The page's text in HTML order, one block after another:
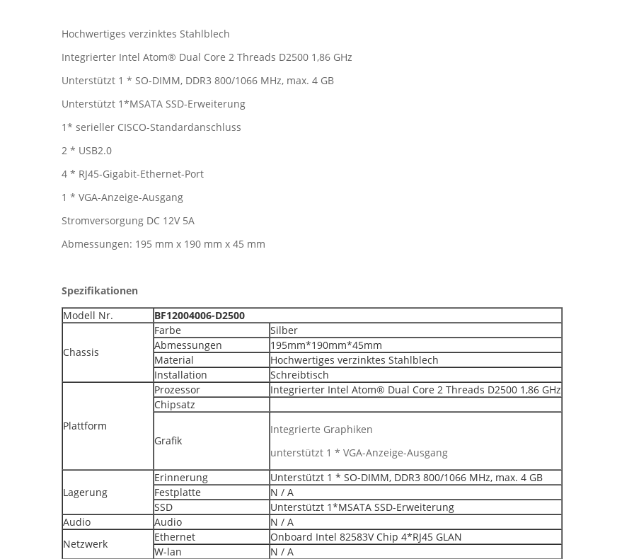
Hochwertiges verzinktes Stahlblech
Integrierter Intel Atom® Dual Core 2 Threads D2500 1,86 GHz
Unterstützt 1 * SO-DIMM, DDR3 800/1066 MHz, max. 4 GB
Unterstützt 1*MSATA SSD-Erweiterung
1* serieller CISCO-Standardanschluss
2 * USB2.0
4 * RJ45-Gigabit-Ethernet-Port
1 * VGA-Anzeige-Ausgang
Stromversorgung DC 12V 5A
Abmessungen: 195 mm x 190 mm x 45 mm
Spezifikationen
Modell Nr.
BF12004006-D2500
Chassis
Farbe
Silber
Abmessungen
195mm*190mm*45mm
Material
Hochwertiges verzinktes Stahlblech
Installation
Schreibtisch
Plattform
Prozessor
Integrierter Intel Atom® Dual Core 2 Threads D2500 1,86 GHz
Chipsatz
Grafik
Integrierte Graphiken
unterstützt 1 * VGA-Anzeige-Ausgang
Lagerung
Erinnerung
Unterstützt 1 * SO-DIMM, DDR3 800/1066 MHz, max. 4 GB
Festplatte
N / A
SSD
Unterstützt 1*MSATA SSD-Erweiterung
Audio
Audio
N / A
Netzwerk
Ethernet
Onboard Intel 82583V Chip 4*RJ45 GLAN
W-lan
N / A